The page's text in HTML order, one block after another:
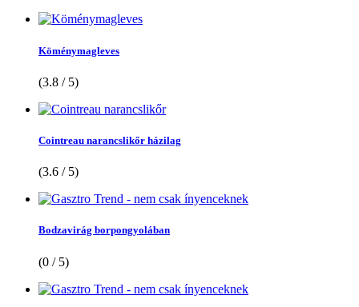
Köménymagleves
(3.8 / 5)
Cointreau narancslikőr házilag
(3.6 / 5)
Bodzavirág borpongyolában
(0 / 5)